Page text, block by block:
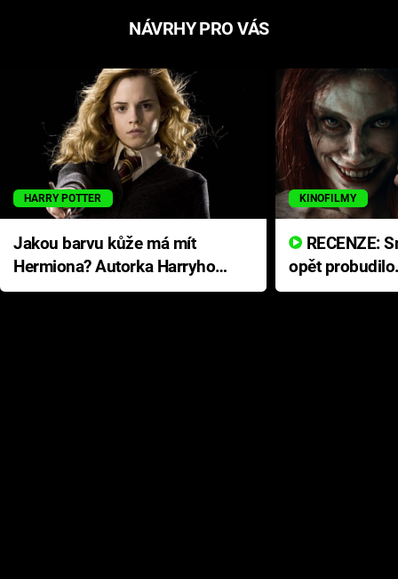
NÁVRHY PRO VÁS
HARRY POTTER
Jakou barvu kůže má mít
Hermiona? Autorka Harryho
Pottera přišla s ráznou
KINOFILMY
opět
přichází s